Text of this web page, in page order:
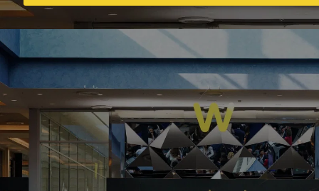
Unity tabanlı strateji oyunu Osmanlı
Savaşları, tarih ve oyun meraklılarını
bekliyor